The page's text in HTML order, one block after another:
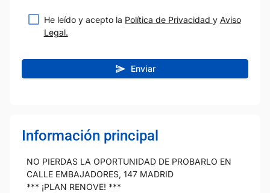
He leído y acepto la Política de Privacidad y Aviso
Legal.
Enviar
Información principal
NO PIERDAS LA OPORTUNIDAD DE PROBARLO EN
CALLE EMBAJADORES, 147 MADRID
*** ¡PLAN RENOVE! ***